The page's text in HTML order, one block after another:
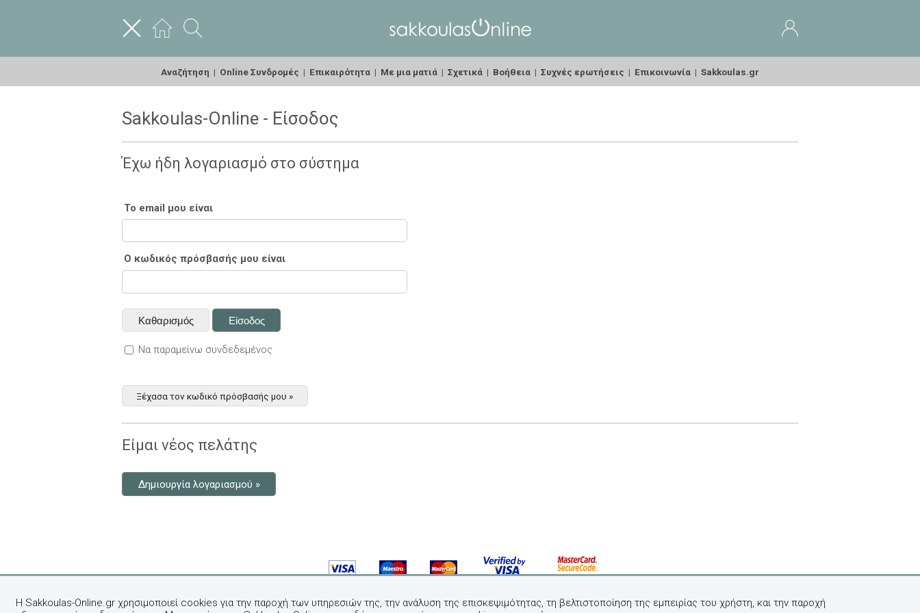
Αναζήτηση | Online Συνδρομές | Επικαιρότητα | Με μια ματιά | Σχετικά | Βοήθεια | Συχνές ερωτήσεις | Επικοινωνία | Sakkoulas.gr
Sakkoulas-Online - Είσοδος
Έχω ήδη λογαριασμό στο σύστημα
Το email μου είναι
Ο κωδικός πρόσβασής μου είναι
Να παραμείνω συνδεδεμένος
Ξέχασα τον κωδικό πρόσβασής μου »
Είμαι νέος πελάτης
Δημιουργία λογαριασμού »
Η Sakkoulas-Online.gr χρησιμοποιεί cookies για την παροχή των υπηρεσιών της, την ανάλυση της επισκεψιμότητας, τη βελτιστοποίηση της εμπειρίας του χρήστη, και την παροχή